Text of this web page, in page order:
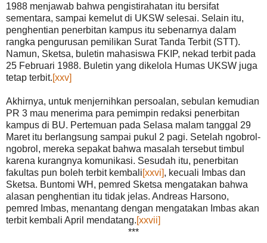
1988 menjawab bahwa pengistirahatan itu bersifat
sementara, sampai kemelut di UKSW selesai. Selain itu,
penghentian penerbitan kampus itu sebenarnya dalam
rangka pengurusan pemilikan Surat Tanda Terbit (STT).
Namun, Sketsa, buletin mahasiswa FKIP, nekad terbit pada
25 Februari 1988. Buletin yang dikelola Humas UKSW juga
tetap terbit.[xxv]
Akhirnya, untuk menjernihkan persoalan, sebulan kemudian
PR 3 mau menerima para pemimpin redaksi penerbitan
kampus di BU. Pertemuan pada Selasa malam tanggal 29
Maret itu berlangsung sampai pukul 2 pagi. Setelah ngobrol-
ngobrol, mereka sepakat bahwa masalah tersebut timbul
karena kurangnya komunikasi. Sesudah itu, penerbitan
fakultas pun boleh terbit kembali[xxvi], kecuali Imbas dan
Sketsa. Buntomi WH, pemred Sketsa mengatakan bahwa
alasan penghentian itu tidak jelas. Andreas Harsono,
pemred Imbas, menantang dengan mengatakan Imbas akan
terbit kembali April mendatang.[xxvii]
***